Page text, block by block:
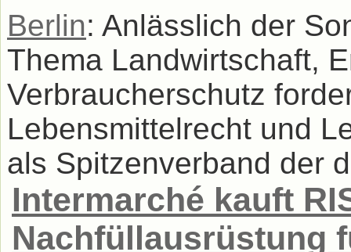
Berlin: Anlässlich der
Thema Landwirtschaft,
Verbraucherschutz
Lebensmittelrecht und
als Spitzenverband der
Intermarché kauft
Nachfüllausrüstung